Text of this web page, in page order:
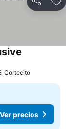
Compartir
Cortecito
Ver precios